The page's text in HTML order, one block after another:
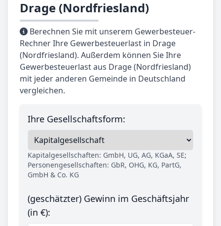
Drage (Nordfriesland)
Berechnen Sie mit unserem Gewerbesteuer-
Rechner Ihre Gewerbesteuerlast in Drage
(Nordfriesland). Außerdem können Sie Ihre
Gewerbesteuerlast aus Drage (Nordfriesland)
mit jeder anderen Gemeinde in Deutschland
vergleichen.
Ihre Gesellschaftsform:
Kapitalgesellschaften: GmbH, UG, AG, KGaA, SE;
Personengesellschaften: GbR, OHG, KG, PartG,
GmbH & Co. KG
(geschätzter) Gewinn im Geschäftsjahr
(in €):